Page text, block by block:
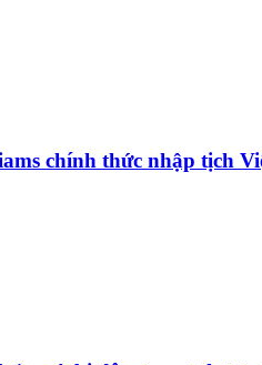
chính thức nhập tịch